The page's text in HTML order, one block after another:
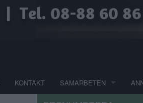
KONTAKT SAMARBETEN